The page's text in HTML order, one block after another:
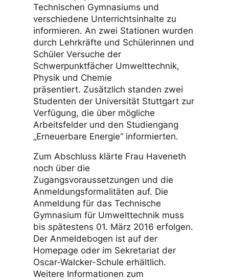
Technischen Gymnasiums und
verschiedene Unterrichtsinhalte zu
informieren. An zwei Stationen wurden
durch Lehrkräfte und Schülerinnen und
Schüler Versuche der
Schwerpunktfächer Umwelttechnik,
Physik und Chemie
präsentiert. Zusätzlich standen zwei
Studenten der Universität Stuttgart zur
Verfügung, die über mögliche
Arbeitsfelder und den Studiengang
„Erneuerbare Energie“ informierten.
Zum Abschluss klärte Frau Haveneth
noch über die
Zugangsvoraussetzungen und die
Anmeldungsformalitäten auf. Die
Anmeldung für das Technische
Gymnasium für Umwelttechnik muss
bis spätestens 01. März 2016 erfolgen.
Der Anmeldebogen ist auf der
Homepage oder im Sekretariat der
Oscar-Walcker-Schule erhältlich.
Weitere Informationen zum